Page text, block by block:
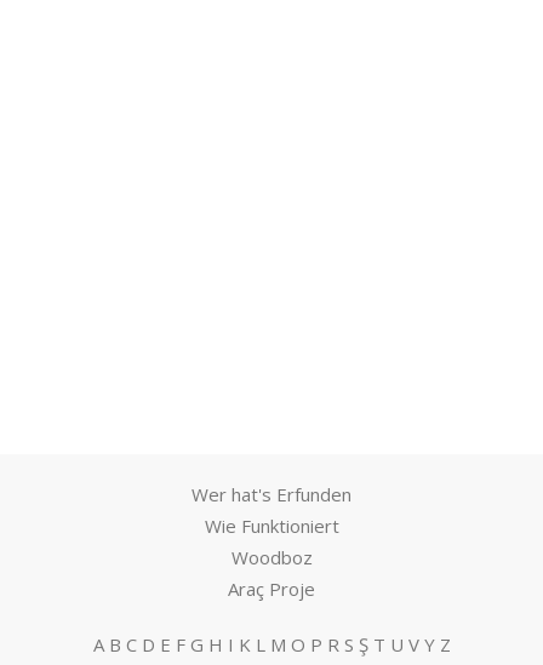
Wer hat's Erfunden
Wie Funktioniert
Woodboz
Araç Proje
A B C D E F G H I K L M O P R S Ş T U V Y Z